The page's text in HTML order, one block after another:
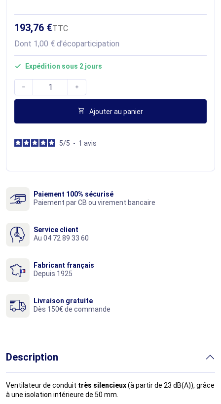
193,76 €TTC
Dont 1,00 € d'écoparticipation
 Expédition sous 2 jours
 
 Ajouter au panier
5/5 - 1 avis
Paiement 100% sécurisé
Paiement par CB ou virement bancaire
Service client
Au 04 72 89 33 60
Fabricant français
Depuis 1925
Livraison gratuite
Dès 150€ de commande
Description
Ventilateur de conduit très silencieux(à partir de 23 dB(A)), grâce
à une isolation intérieure de 50 mm.